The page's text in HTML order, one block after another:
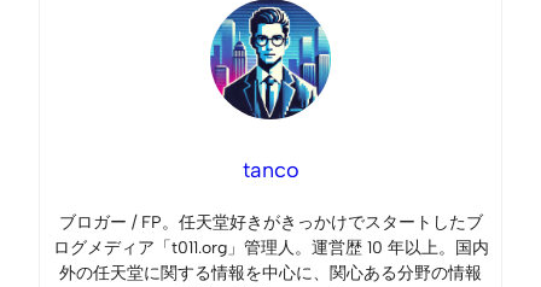
tanco
ブロガー / FP。任天堂好きがきっかけでスタートしたブ
ログメディア「t011.org」管理人。運営歴 10 年以上。国内
外の任天堂に関する情報を中心に、関心ある分野の情報